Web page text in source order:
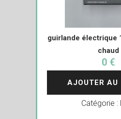
guirlande électrique
chaud
0 €
AJOUTER AU
Catégorie :